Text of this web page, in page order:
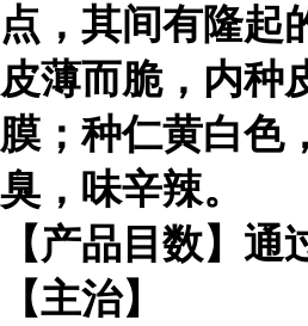
点，其间有隆起
皮薄而脆，内种
膜；种仁黄白色
臭，味辛辣。
【产品目数】通
【主治】